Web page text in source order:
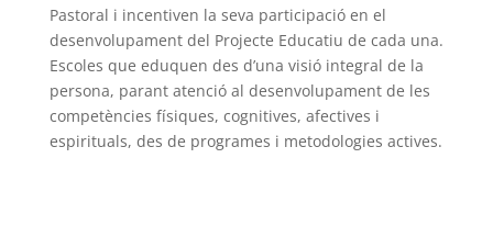
Pastoral i incentiven la seva participació en el
desenvolupament del Projecte Educatiu de cada una.
Escoles que eduquen des d’una visió integral de la
persona, parant atenció al desenvolupament de les
competències físiques, cognitives, afectives i
espirituals, des de programes i metodologies actives.